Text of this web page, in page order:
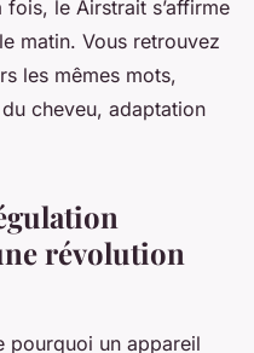
le Airstrait s’affirme
matin. Vous retrouvez
les mêmes mots,
cheveu, adaptation
révolution
pourquoi un appareil